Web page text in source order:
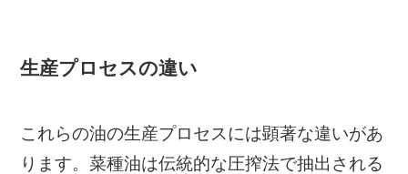
生産プロセスの違い
これらの油の生産プロセスには顕著な違いがあ
ります。菜種油は伝統的な圧搾法で抽出される